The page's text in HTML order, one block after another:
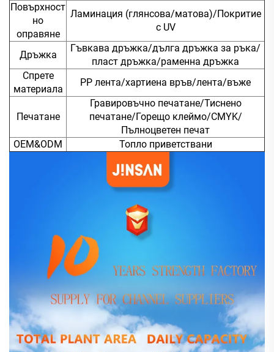
Повърхност
но
оправяне
Ламинация (глянсова/матова)/Покритие
с UV
Дръжка
Гъвкава дръжка/дълга дръжка за ръка/
пласт дръжка/раменна дръжка
Спрете
материала
PP лента/хартиена връв/лента/въже
Печатане
Гравировъчно печатане/Тиснено
печатане/Горещо клеймо/CMYK/
Пълноцветен печат
OEM&ODM
Топло приветствани